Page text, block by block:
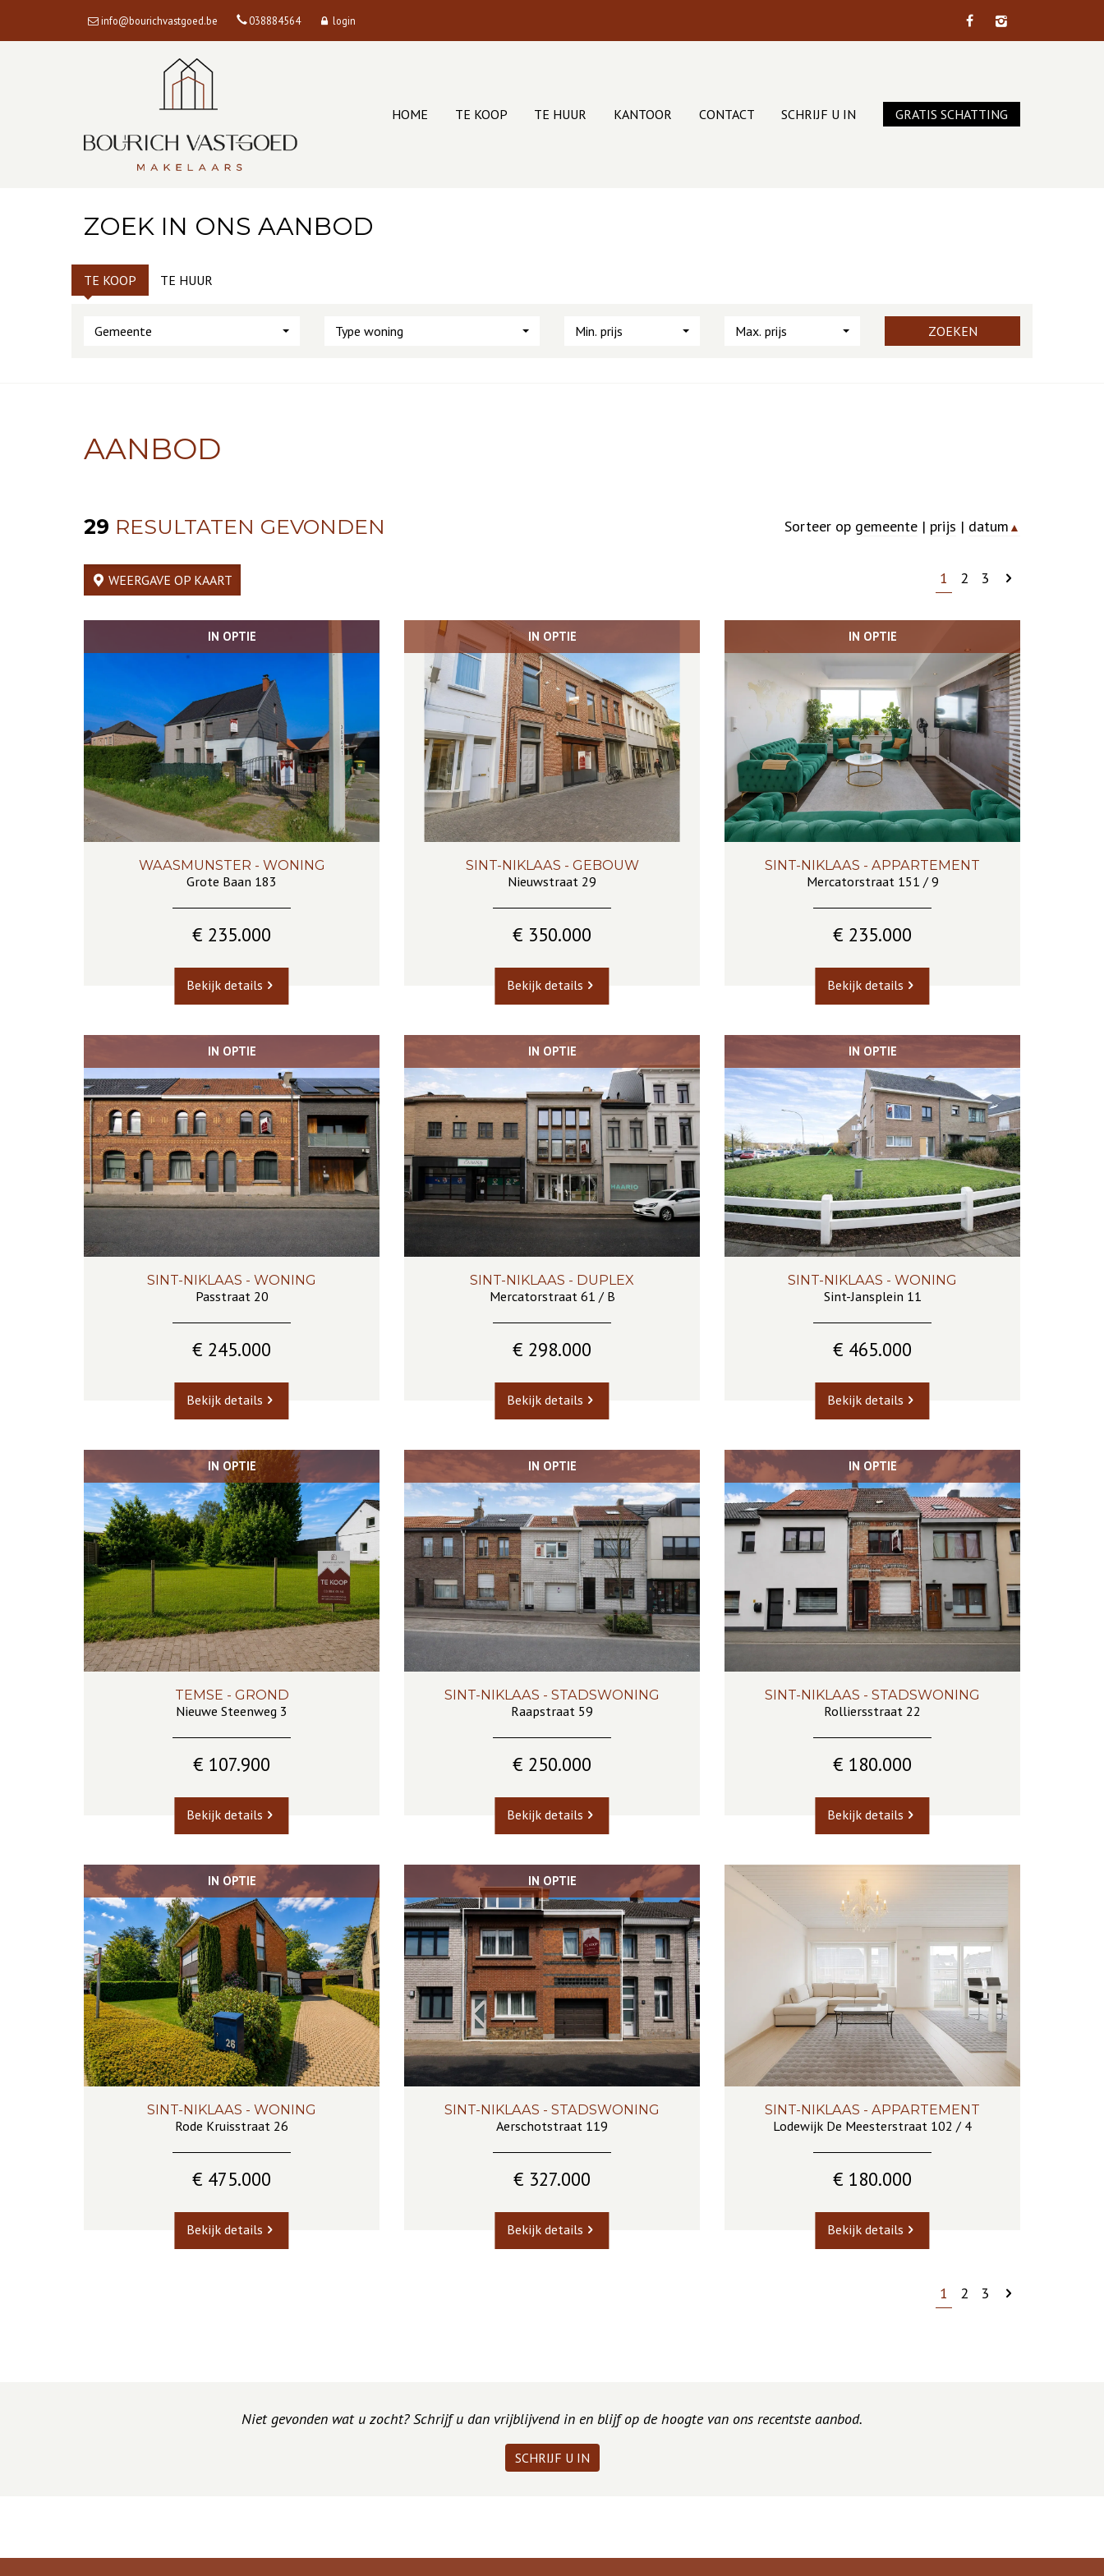
info@bourichvastgoed.be 038884564 login
HOME TE KOOP TE HUUR KANTOOR CONTACT SCHRIJF U IN GRATIS SCHATTING
ZOEK IN ONS AANBOD
Gemeente Type woning Min. prijs Max. prijs ZOEKEN
TE KOOP TE HUUR
AANBOD
29 RESULTATEN GEVONDEN Sorteer op gemeente | prijs | datum ▲
WEERGAVE OP KAART 1 2 3
IN OPTIE
153 m² 5 1
WAASMUNSTER - WONING
Grote Baan 183
€ 235.000
Bekijk details
IN OPTIE
303 m² 5 2
SINT-NIKLAAS - GEBOUW
Nieuwstraat 29
€ 350.000
Bekijk details
IN OPTIE
102 m² 2 1
SINT-NIKLAAS - APPARTEMENT
Mercatorstraat 151 / 9
€ 235.000
Bekijk details
IN OPTIE
128 m² 2 1
SINT-NIKLAAS - WONING
Passtraat 20
€ 245.000
Bekijk details
IN OPTIE
200 m² 3 1
SINT-NIKLAAS - DUPLEX
Mercatorstraat 61 / B
€ 298.000
Bekijk details
IN OPTIE
230 m² 4 1
SINT-NIKLAAS - WONING
Sint-Jansplein 11
€ 465.000
Bekijk details
IN OPTIE
283 m²
TEMSE - GROND
Nieuwe Steenweg 3
€ 107.900
Bekijk details
IN OPTIE
127 m² 3 1 Ja
SINT-NIKLAAS - STADSWONING
Raapstraat 59
€ 250.000
Bekijk details
IN OPTIE
161 m² 4 1
SINT-NIKLAAS - STADSWONING
Rolliersstraat 22
€ 180.000
Bekijk details
IN OPTIE
196 m² 6 1
SINT-NIKLAAS - WONING
Rode Kruisstraat 26
€ 475.000
Bekijk details
IN OPTIE
232 m² 6 1 Ja
SINT-NIKLAAS - STADSWONING
Aerschotstraat 119
€ 327.000
Bekijk details
68 m² 1 1 Ja
SINT-NIKLAAS - APPARTEMENT
Lodewijk De Meesterstraat 102 / 4
€ 180.000
Bekijk details
1 2 3
Niet gevonden wat u zocht? Schrijf u dan vrijblijvend in en blijf op de hoogte van ons recentste aanbod.
SCHRIJF U IN